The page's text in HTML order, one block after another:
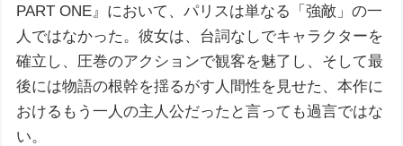
PART ONE』において、パリスは単なる「強敵」の一
人ではなかった。彼女は、台詞なしでキャラクターを
確立し、圧巻のアクションで観客を魅了し、そして最
後には物語の根幹を揺るがす人間性を見せた、本作に
おけるもう一人の主人公だったと言っても過言ではな
い。